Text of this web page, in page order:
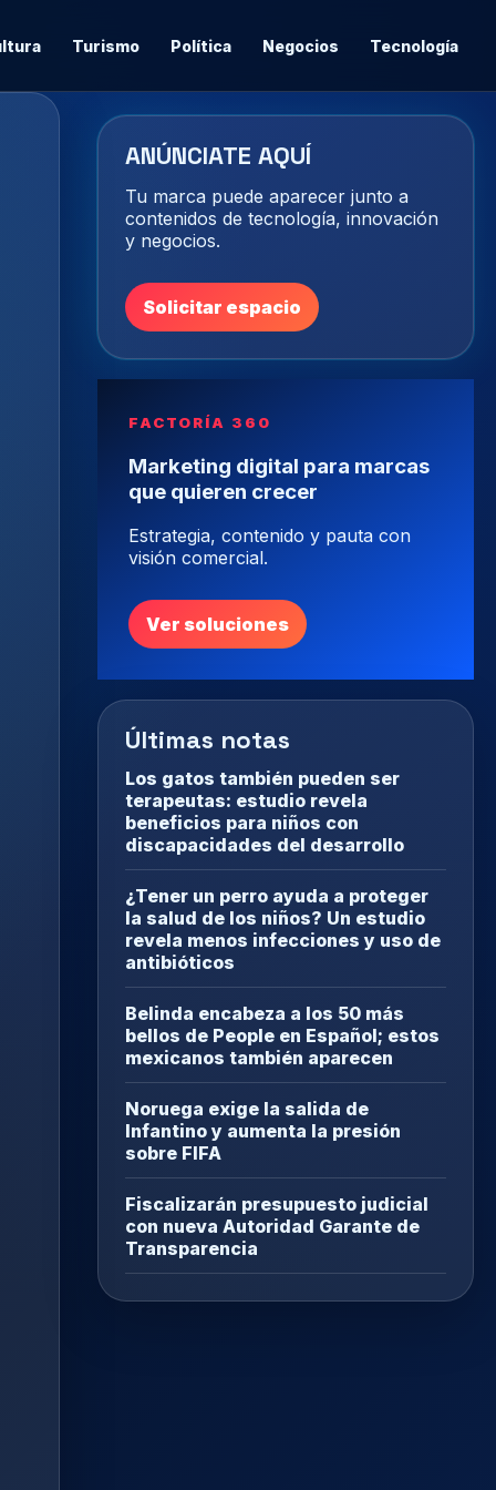
Turismo Política Negocios Tecnología
ANÚNCIATE AQUÍ
Tu marca puede aparecer junto a
contenidos de tecnología, innovación
y negocios.
Solicitar espacio
FACTORÍA 360
Marketing digital para marcas
que quieren crecer
Estrategia, contenido y pauta con
visión comercial.
Ver soluciones
Últimas notas
Los gatos también pueden ser
terapeutas: estudio revela
beneficios para niños con
discapacidades del desarrollo
¿Tener un perro ayuda a proteger
la salud de los niños? Un estudio
revela menos infecciones y uso de
antibióticos
Belinda encabeza a los 50 más
bellos de People en Español; estos
mexicanos también aparecen
Noruega exige la salida de
Infantino y aumenta la presión
sobre FIFA
Fiscalizarán presupuesto judicial
con nueva Autoridad Garante de
Transparencia